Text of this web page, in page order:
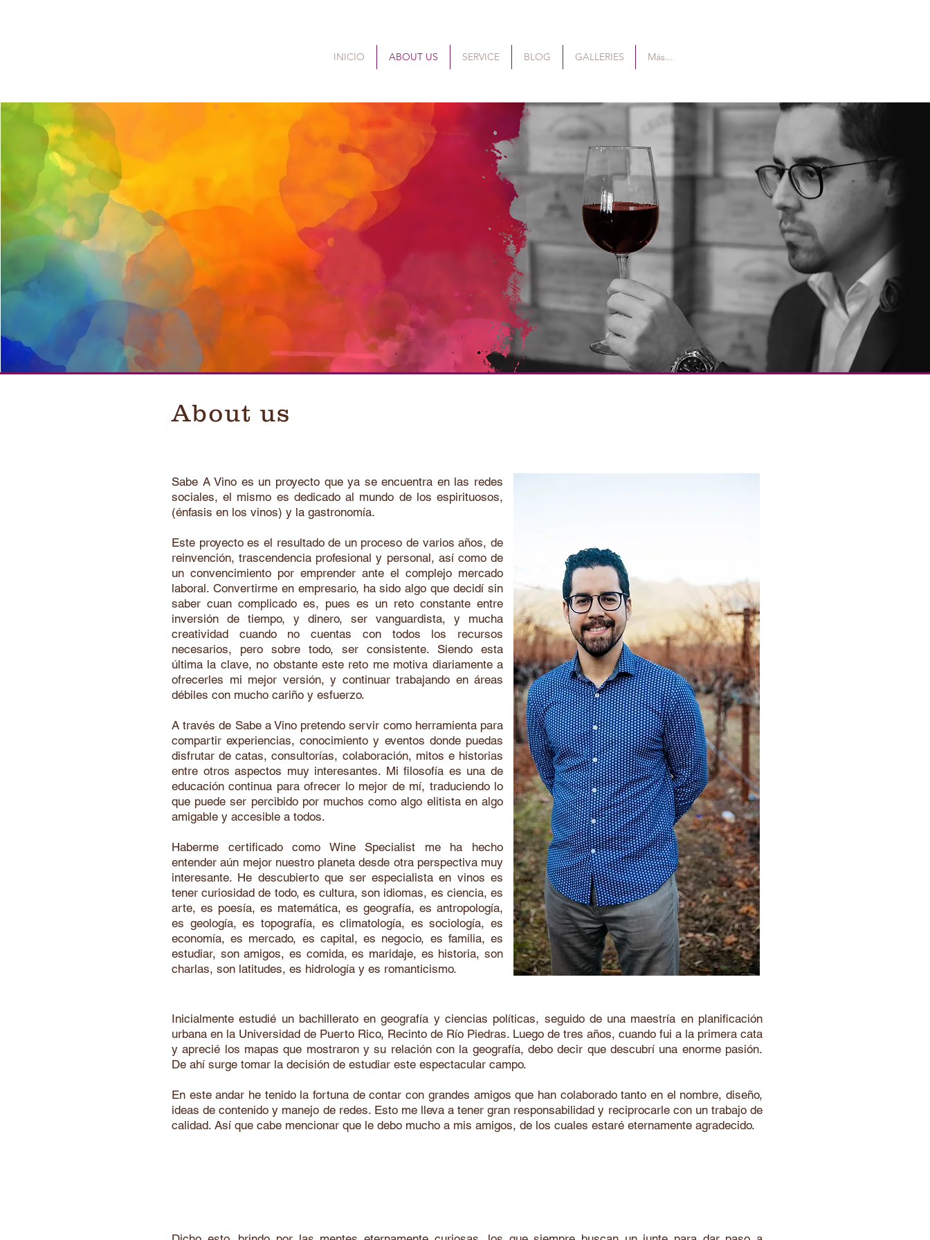
INICIO ABOUT US SERVICE BLOG GALLERIES Más...
NOEL AQUINO
Wine Specialist
About us
Sabe A Vino es un proyecto que ya se encuentra en las redes
sociales, el mismo es dedicado al mundo de los espirituosos,
(énfasis en los vinos) y la gastronomía.
Este proyecto es el resultado de un proceso de varios años, de
reinvención, trascendencia profesional y personal, así como de
un convencimiento por emprender ante el complejo mercado
laboral. Convertirme en empresario, ha sido algo que decidí sin
saber cuan complicado es, pues es un reto constante entre
inversión de tiempo, y dinero, ser vanguardista, y mucha
creatividad cuando no cuentas con todos los recursos
necesarios, pero sobre todo, ser consistente. Siendo esta
última la clave, no obstante este reto me motiva diariamente a
ofrecerles mi mejor versión, y continuar trabajando en áreas
débiles con mucho cariño y esfuerzo.
A través de Sabe a Vino pretendo servir como herramienta para
compartir experiencias, conocimiento y eventos donde puedas
disfrutar de catas, consultorías, colaboración, mitos e historias
entre otros aspectos muy interesantes. Mi filosofía es una de
educación continua para ofrecer lo mejor de mí, traduciendo lo
que puede ser percibido por muchos como algo elitista en algo
amigable y accesible a todos.
Haberme certificado como Wine Specialist me ha hecho
entender aún mejor nuestro planeta desde otra perspectiva muy
interesante. He descubierto que ser especialista en vinos es
tener curiosidad de todo, es cultura, son idiomas, es ciencia, es
arte, es poesía, es matemática, es geografía, es antropología,
es geología, es topografía, es climatología, es sociología, es
economía, es mercado, es capital, es negocio, es familia, es
estudiar, son amigos, es comida, es maridaje, es historia, son
charlas, son latitudes, es hidrología y es romanticismo.
Inicialmente estudié un bachillerato en geografía y ciencias políticas, seguido de una maestría en planificación
urbana en la Universidad de Puerto Rico, Recinto de Río Piedras. Luego de tres años, cuando fui a la primera cata
y aprecié los mapas que mostraron y su relación con la geografía, debo decir que descubrí una enorme pasión.
De ahí surge tomar la decisión de estudiar este espectacular campo.
En este andar he tenido la fortuna de contar con grandes amigos que han colaborado tanto en el nombre, diseño,
ideas de contenido y manejo de redes. Esto me lleva a tener gran responsabilidad y reciprocarle con un trabajo de
calidad. Así que cabe mencionar que le debo mucho a mis amigos, de los cuales estaré eternamente agradecido.